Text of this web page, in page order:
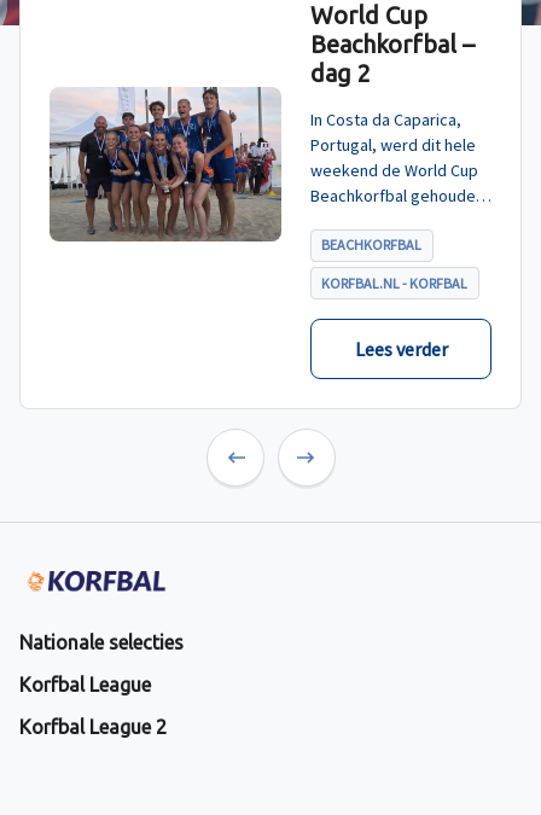
World Cup
Beachkorfbal –
dag 2
In Costa da Caparica,
Portugal, werd dit hele
weekend de World Cup
Beachkorfbal gehouden.
tegen België, die
eindigde in shoot-outs,
was het Nederland dat
er met het goud vandoor
BEACHKORFBAL
KORFBAL.NL - KORFBAL
Lees verder
Nationale selecties
Korfbal League
Korfbal League 2